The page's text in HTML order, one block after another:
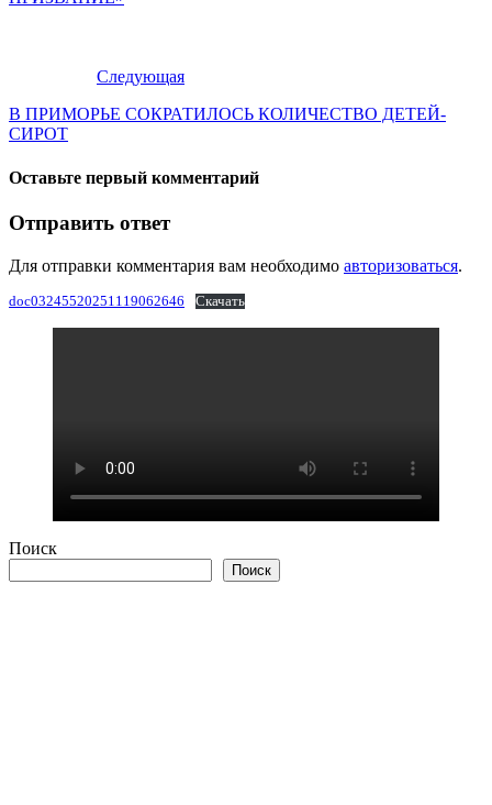
Следующая
В ПРИМОРЬЕ СОКРАТИЛОСЬ КОЛИЧЕСТВО ДЕТЕЙ-
СИРОТ
Оставьте первый комментарий
Отправить ответ
Для отправки комментария вам необходимо авторизоваться.
doc03245520251119062646 Скачать
Поиск
Поиск